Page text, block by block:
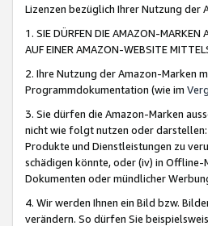
Lizenzen bezüglich Ihrer Nutzung der
1. SIE DÜRFEN DIE AMAZON-MARKEN
AUF EINER AMAZON-WEBSITE
2. Ihre Nutzung der Amazon-Marken
Programmdokumentation (wie im
3. Sie dürfen die Amazon-Marken
nicht wie folgt nutzen oder darstellen:
Produkte und Dienstleistungen zu
schädigen könnte, oder (iv) in Offline-
Dokumenten oder mündlicher
4. Wir werden Ihnen ein Bild bzw.
verändern. So dürfen Sie